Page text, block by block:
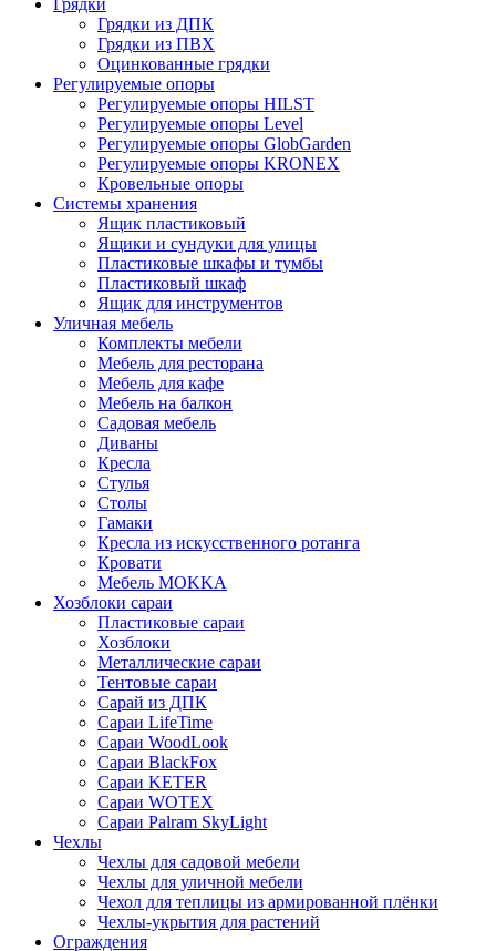
Грядки
Грядки из ДПК
Грядки из ПВХ
Оцинкованные грядки
Регулируемые опоры
Регулируемые опоры HILST
Регулируемые опоры Level
Регулируемые опоры GlobGarden
Регулируемые опоры KRONEX
Кровельные опоры
Системы хранения
Ящик пластиковый
Ящики и сундуки для улицы
Пластиковые шкафы и тумбы
Пластиковый шкаф
Ящик для инструментов
Уличная мебель
Комплекты мебели
Мебель для ресторана
Мебель для кафе
Мебель на балкон
Садовая мебель
Диваны
Кресла
Стулья
Столы
Гамаки
Кресла из искусственного ротанга
Кровати
Мебель MOKKA
Хозблоки сараи
Пластиковые сараи
Хозблоки
Металлические сараи
Тентовые сараи
Сарай из ДПК
Cараи LifeTime
Cараи WoodLook
Сараи BlackFox
Сараи KETER
Сараи WOTEX
Сараи Palram SkyLight
Чехлы
Чехлы для садовой мебели
Чехлы для уличной мебели
Чехол для теплицы из армированной плёнки
Чехлы-укрытия для растений
Ограждения